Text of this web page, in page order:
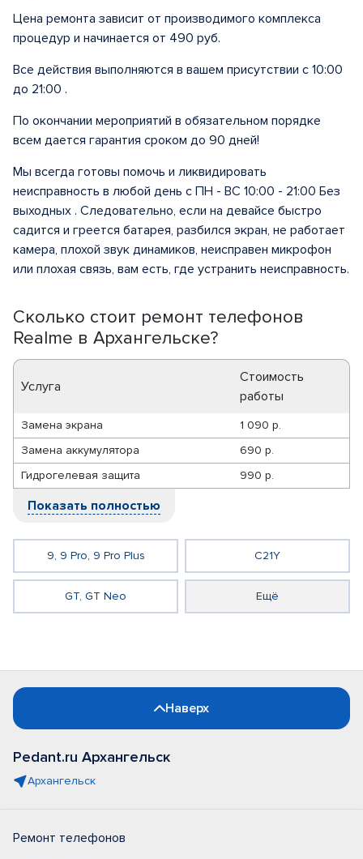
Сколько стоит ремонт телефонов
Realme в Архангельске?
Услуга
Стоимость
работы
Замена экрана
1 090 р.
Замена аккумулятора
690 р.
Гидрогелевая защита
990 р.
Показать полностью
9, 9 Pro, 9 Pro Plus C21Y
GT, GT Neo Ещё
Цена ремонта зависит от производимого комплекса
процедур и начинается от 490 руб.
Все действия выполняются в вашем присутствии с 10:00
до 21:00 .
По окончании мероприятий в обязательном порядке
всем дается гарантия сроком до 90 дней!
Мы всегда готовы помочь и ликвидировать
неисправность в любой день с ПН - ВС 10:00 - 21:00 Без
выходных . Следовательно, если на девайсе быстро
садится и греется батарея, разбился экран, не работает
камера, плохой звук динамиков, неисправен микрофон
или плохая связь, вам есть, где устранить неисправность.
Наверх
Pedant.ru Архангельск
Архангельск
Ремонт телефонов